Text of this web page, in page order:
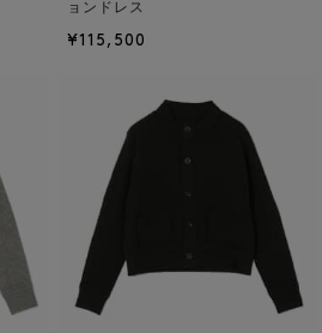
ョンドレス
¥115,500